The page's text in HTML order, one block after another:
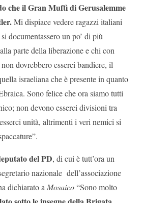
che il Gran Muftì di Gerusalemme
Mi dispiace vedere ragazzi italiani
documentassero un po’ di più
parte della liberazione e chi con
dovrebbero esserci bandiere, il
israeliana che è presente in quanto
Sono felice che ora siamo tutti
non devono esserci divisioni tra
unità, altrimenti i veri nemici si
del PD, di cui è tutt’ora un
nazionale dell’associazione
dichiarato aMosaico“Sono molto